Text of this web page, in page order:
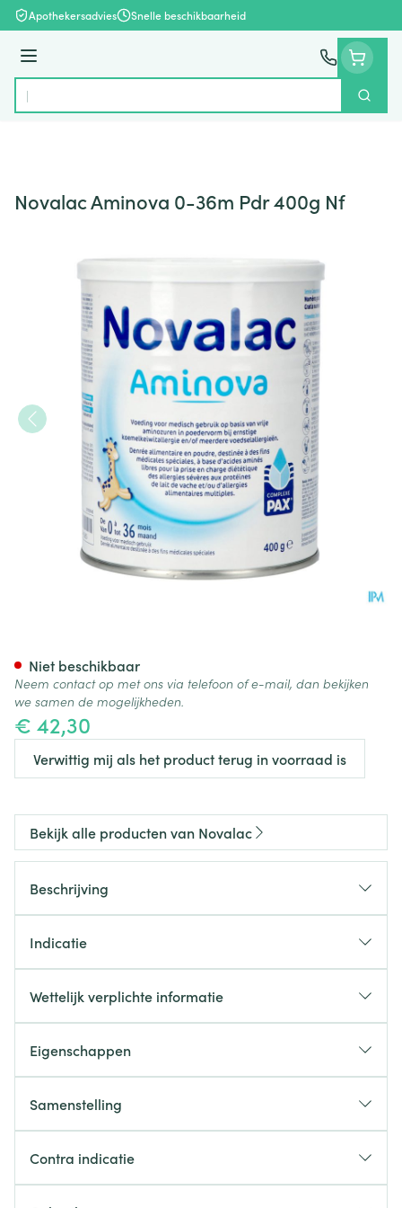
Ga naar de inhoud
Apothekersadvies Snelle beschikbaarheid
Menu
Product, merk, categorie...
Zoek
Novalac Aminova 0-36m Pdr 400g Nf
€ 42,30
Verwittig mij als het product terug in voorraad is
Niet beschikbaar
Neem contact op met ons via telefoon of e-mail, dan bekijken
we samen de mogelijkheden.
Bekijk alle producten van Novalac
Beschrijving
Indicatie
Wettelijk verplichte informatie
Eigenschappen
Samenstelling
Contra indicatie